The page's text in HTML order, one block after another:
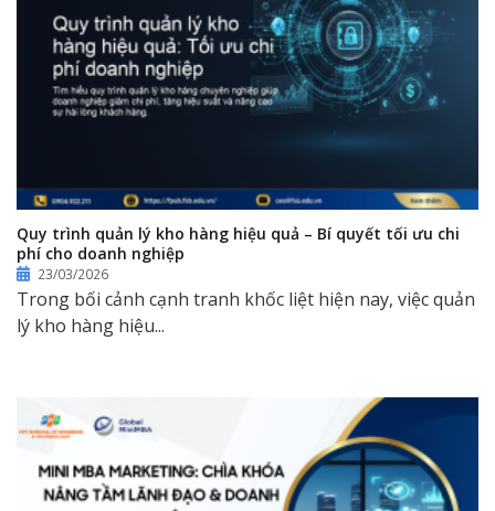
Quy trình quản lý kho hàng hiệu quả – Bí quyết tối ưu chi
phí cho doanh nghiệp
23/03/2026
Trong bối cảnh cạnh tranh khốc liệt hiện nay, việc quản
lý kho hàng hiệu...